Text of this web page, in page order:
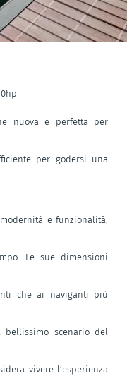
nuova e perfetta per
per godersi una
e funzionalità,
Le sue dimensioni
che ai naviganti più
scenario del
vivere l’esperienza